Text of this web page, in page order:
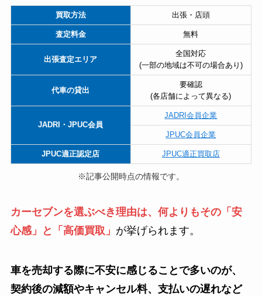
買取方法 出張・店頭
査定料金 無料
出張査定エリア
全国対応
(一部の地域は不可の場合あり)
代車の貸出
要確認
(各店舗によって異なる)
JADRI・JPUC会員
JADRI会員企業
JPUC会員企業
JPUC適正認定店 JPUC適正買取店
※記事公開時点の情報です。
カーセブンを選ぶべき理由は、何よりもその「安
心感」と「高価買取」 が挙げられます。
車を売却する際に不安に感じることで多いのが、
契約後の減額やキャンセル料、支払いの遅れなど